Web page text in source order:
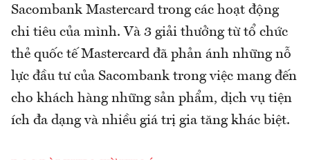
Sacombank Mastercard trong các hoạt động
chi tiêu của mình. Và 3 giải thưởng từ tổ chức
thẻ quốc tế Mastercard đã phản ánh những nỗ
lực đầu tư của Sacombank trong việc mang đến
cho khách hàng những sản phẩm, dịch vụ tiện
ích đa dạng và nhiều giá trị gia tăng khác biệt.